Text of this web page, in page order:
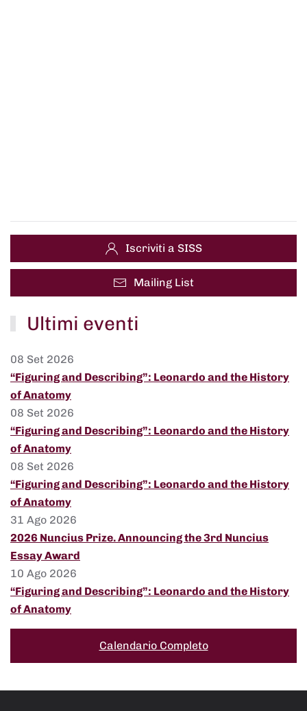
Iscriviti a SISS
Mailing List
Ultimi eventi
08 Set 2026
“Figuring and Describing”: Leonardo and the History
of Anatomy
08 Set 2026
“Figuring and Describing”: Leonardo and the History
of Anatomy
08 Set 2026
“Figuring and Describing”: Leonardo and the History
of Anatomy
31 Ago 2026
2026 Nuncius Prize. Announcing the 3rd Nuncius
Essay Award
10 Ago 2026
“Figuring and Describing”: Leonardo and the History
of Anatomy
Calendario Completo